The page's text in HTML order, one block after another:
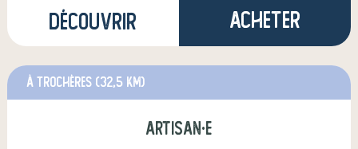
Découvrir Acheter
à Trochères (32,5 km)
artisan·e